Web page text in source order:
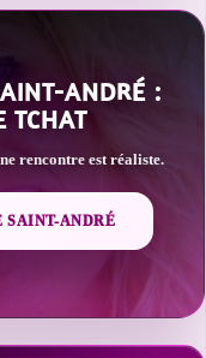
ANDRÉ :
TCHAT
rencontre est réaliste.
SAINT-ANDRÉ